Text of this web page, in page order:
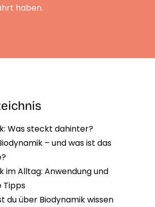
haben.
Was steckt dahinter?
– und was ist das
im Alltag: Anwendung und
Tipps
du über Biodynamik wissen